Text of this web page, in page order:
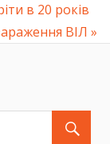
в 20 років
ВІЛ